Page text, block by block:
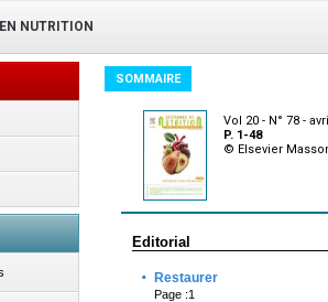
NUTRITION
SOMMAIRE
Vol 20 - N° 78 -
P. 1-48
© Elsevier
Editorial
· Restaurer
Page :1